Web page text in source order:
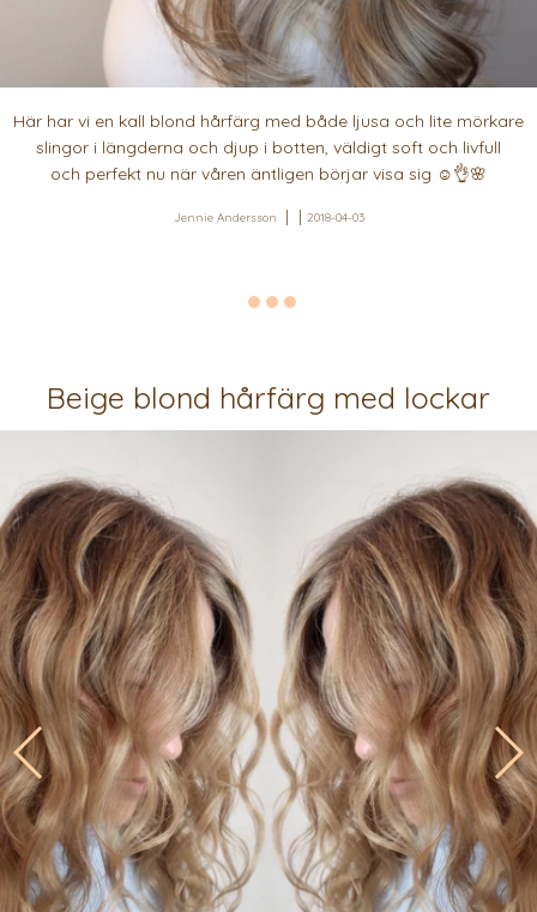
Här har vi en kall blond hårfärg med både ljusa och lite mörkare
slingor i längderna och djup i botten, väldigt soft och livfull
och perfekt nu när våren äntligen börjar visa sig ☺️👌🌸
Jennie Andersson 2018-04-03
Beige blond hårfärg med lockar